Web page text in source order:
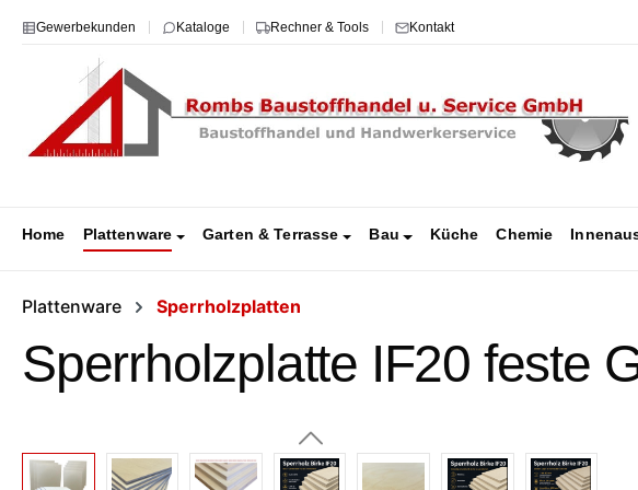
Hauptinhalt springen
Zur Suche springen
Zur Hauptnavigation springen
Gewerbekunden Kataloge Rechner & Tools Kontakt
Home Plattenware Garten & Terrasse Bau Küche Chemie
Plattenware Sperrholzplatten
Sperrholzplatte IF20 feste
Bildergalerie überspringen